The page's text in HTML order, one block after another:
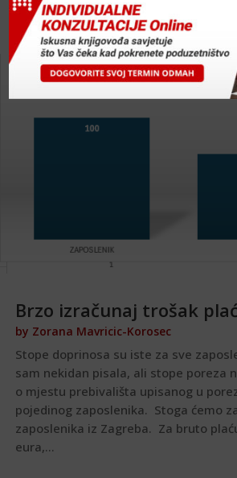
Brzo izračunaj trošak
by Zorana Mavricic-Korosec
Stope doprinosa su iste za sve
sam nekidan pisala, ali stope poreza
o mjestu prebivališta upisanog u
pojedinog zaposlenika. Stoga ćemo
zaposlenika iz Zagreba. Za bruto
eura,...